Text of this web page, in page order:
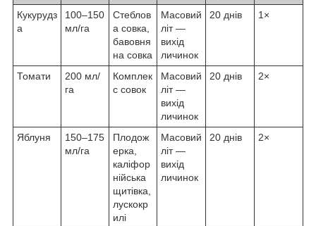
Кукурудз
а
100–150
мл/га
Стеблов
а совка,
бавовня
на совка
Масовий
літ —
вихід
личинок
20 днів 1×
Томати
200 мл/
га
Комплек
с совок
Масовий
літ —
вихід
личинок
20 днів 2×
Яблуня
150–175
мл/га
Плодож
ерка,
каліфор
нійська
щитівка,
лускокр
илі
Масовий
літ —
вихід
личинок
20 днів 2×